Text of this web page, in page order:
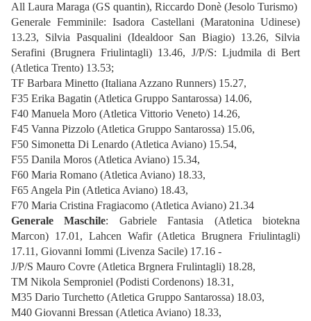
All Laura Maraga (GS quantin), Riccardo Donè (Jesolo Turismo)
Generale Femminile: Isadora Castellani (Maratonina Udinese)
13.23, Silvia Pasqualini (Idealdoor San Biagio) 13.26, Silvia
Serafini (Brugnera Friulintagli) 13.46, J/P/S: Ljudmila di Bert
(Atletica Trento) 13.53;
TF Barbara Minetto (Italiana Azzano Runners) 15.27,
F35 Erika Bagatin (Atletica Gruppo Santarossa) 14.06,
F40 Manuela Moro (Atletica Vittorio Veneto) 14.26,
F45 Vanna Pizzolo (Atletica Gruppo Santarossa) 15.06,
F50 Simonetta Di Lenardo (Atletica Aviano) 15.54,
F55 Danila Moros (Atletica Aviano) 15.34,
F60 Maria Romano (Atletica Aviano) 18.33,
F65 Angela Pin (Atletica Aviano) 18.43,
F70 Maria Cristina Fragiacomo (Atletica Aviano) 21.34
Generale Maschile: Gabriele Fantasia (Atletica biotekna
Marcon) 17.01, Lahcen Wafir (Atletica Brugnera Friulintagli)
17.11, Giovanni Iommi (Livenza Sacile) 17.16 -
J/P/S Mauro Covre (Atletica Brgnera Frulintagli) 18.28,
TM Nikola Semproniel (Podisti Cordenons) 18.31,
M35 Dario Turchetto (Atletica Gruppo Santarossa) 18.03,
M40 Giovanni Bressan (Atletica Aviano) 18.33,